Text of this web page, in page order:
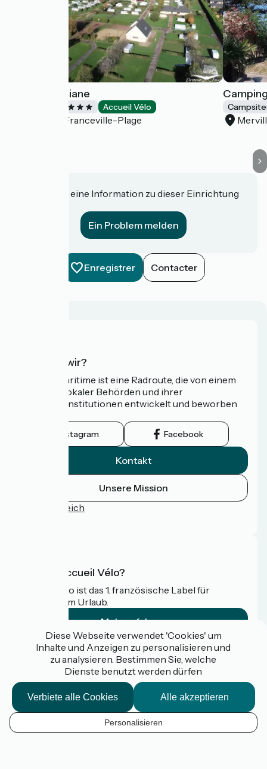
DE
Camping Ariane
Accueil Vélo
Merville-Franceville-Plage
Haben Sie eine Information zu dieser Einrichtung
Ein Problem melden
Enregistrer Contacter
Wer sind wir?
Die Vélomaritime ist eine Radroute, die von einem
Netzwerk lokaler Behörden und ihrer
Tourismusinstitutionen entwickelt und beworben
Instagram Facebook
Kontakt
Unsere Mission
Pressebereich
Was ist Accueil Vélo?
Accueil Vélo ist das 1. französische Label für
Radfahrer im Urlaub.
Mehr erfahren
Gefördert im Rahmen von Destination France
Espace pro / presse
FAQ
Plan du site
Diese Webseite verwendet 'Cookies' um
Inhalte und Anzeigen zu personalisieren und
zu analysieren. Bestimmen Sie, welche
Dienste benutzt werden dürfen
Alle akzeptieren
Verbiete alle Cookies
Personalisieren